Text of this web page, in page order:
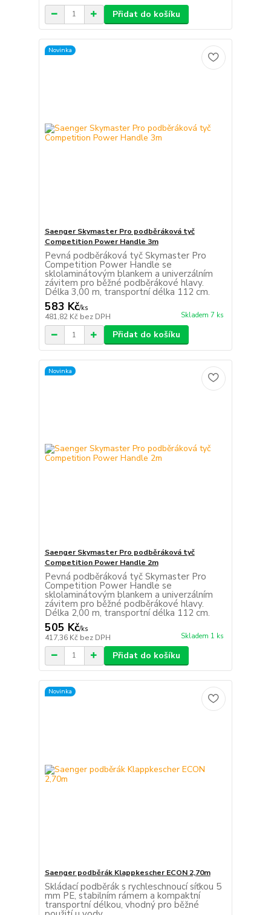
Přidat do košíku
Novinka
Saenger Skymaster Pro podběráková tyč
Competition Power Handle 3m
Pevná podběráková tyč Skymaster Pro
Competition Power Handle se
sklolaminátovým blankem a univerzálním
závitem pro běžné podběrákové hlavy.
Délka 3,00 m, transportní délka 112 cm.
583 Kč/ks
481,82 Kč bez DPH Skladem 7 ks
Přidat do košíku
Novinka
Saenger Skymaster Pro podběráková tyč
Competition Power Handle 2m
Pevná podběráková tyč Skymaster Pro
Competition Power Handle se
sklolaminátovým blankem a univerzálním
závitem pro běžné podběrákové hlavy.
Délka 2,00 m, transportní délka 112 cm.
505 Kč/ks
417,36 Kč bez DPH Skladem 1 ks
Přidat do košíku
Novinka
Saenger podběrák Klappkescher ECON 2,70m
Skládací podběrák s rychleschnoucí síťkou 5
mm PE, stabilním rámem a kompaktní
transportní délkou, vhodný pro běžné